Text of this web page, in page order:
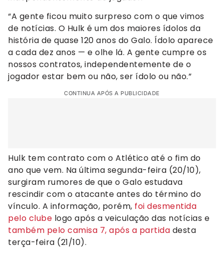
“A gente ficou muito surpreso com o que vimos
de notícias. O Hulk é um dos maiores ídolos da
história de quase 120 anos do Galo. Ídolo aparece
a cada dez anos — e olhe lá. A gente cumpre os
nossos contratos, independentemente de o
jogador estar bem ou não, ser ídolo ou não.”
CONTINUA APÓS A PUBLICIDADE
Hulk tem contrato com o Atlético até o fim do
ano que vem. Na última segunda-feira (20/10),
surgiram rumores de que o Galo estudava
rescindir com o atacante antes do término do
vínculo. A informação, porém, foi desmentida
pelo clube logo após a veiculação das notícias e
também pelo camisa 7, após a partida desta
terça-feira (21/10).